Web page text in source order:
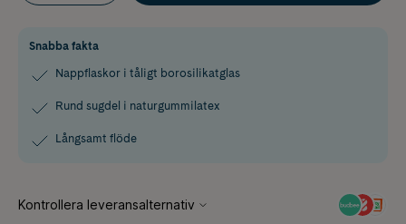
Snabba fakta
Nappflaskor i tåligt borosilikatglas
Rund sugdel i naturgummilatex
Långsamt flöde